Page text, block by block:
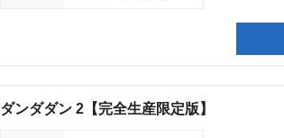
ダンダダン 2【完全生産限定版】